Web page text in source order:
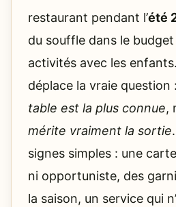
restaurant pendant l’été
du souffle dans le
activités avec les
déplace la vraie question
table est la plus connue,
mérite vraiment la sortie
signes simples : une
ni opportuniste, des
la saison, un service qui